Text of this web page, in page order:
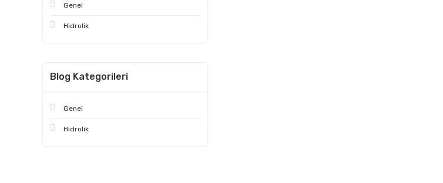
Genel
Hidrolik
Blog Kategorileri
Genel
Hidrolik